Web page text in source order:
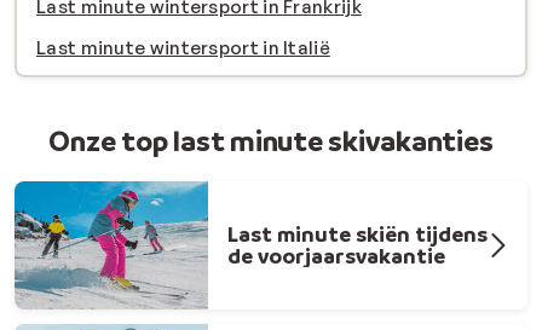
Last minute wintersport in Frankrijk
Last minute wintersport in Italië
Onze top last minute skivakanties
Last minute skiën tijdens
de voorjaarsvakantie